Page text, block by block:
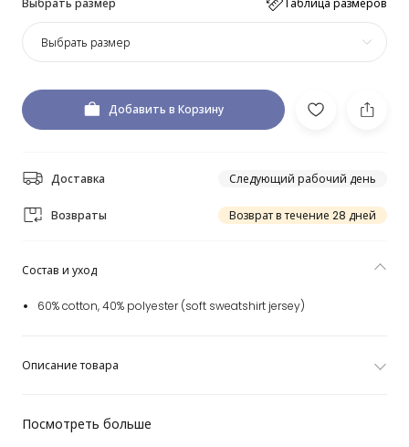
Выбрать размер
Добавить в Корзину
Доставка Следующий рабочий день
Возвраты Возврат в течение 28 дней
Посмотреть больше
Состав и уход
60% cotton, 40% polyester (soft sweatshirt jersey)
Описание товара